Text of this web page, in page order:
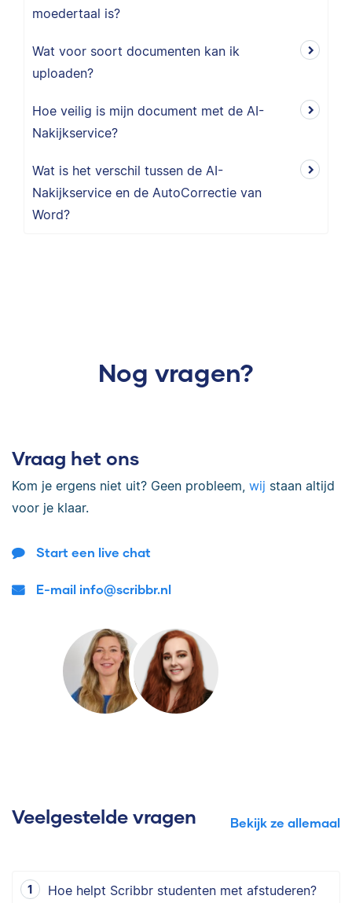
moedertaal is?
Wat voor soort documenten kan ik
uploaden?
Hoe veilig is mijn document met de AI-
Nakijkservice?
Wat is het verschil tussen de AI-
Nakijkservice en de AutoCorrectie van
Word?
Nog vragen?
Vraag het ons
Kom je ergens niet uit? Geen probleem, wij staan altijd
voor je klaar.
Start een live chat
E-mail info@scribbr.nl
Veelgestelde vragen Bekijk ze allemaal
Hoe helpt Scribbr studenten met afstuderen?